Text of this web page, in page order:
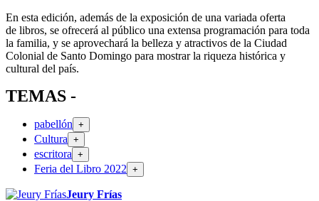
En esta edición, además de la exposición de una variada oferta
de libros, se ofrecerá al público una extensa programación para toda
la familia, y se aprovechará la belleza y atractivos de la Ciudad
Colonial de Santo Domingo para mostrar la riqueza histórica y
cultural del país.
TEMAS -
pabellón +
Cultura +
escritora +
Feria del Libro 2022 +
Jeury Frías